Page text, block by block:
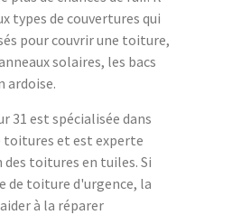
types de couvertures qui
pour couvrir une toiture,
solaires, les bacs
ardoise.
31 est spécialisée dans
toitures et est experte
toitures en tuiles. Si
de toiture d'urgence, la
à la réparer